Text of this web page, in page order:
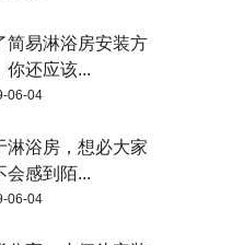
简易淋浴房安装方
你还应该...
06-04
淋浴房，想必大家
会感到陌...
06-04